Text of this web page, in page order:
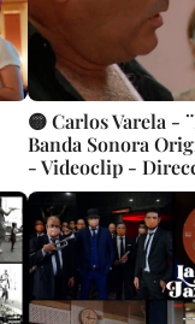
🟡 Carlos Varela -
Banda Sonora
- Videoclip -